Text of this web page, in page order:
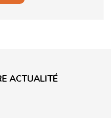
ACTUALITÉ